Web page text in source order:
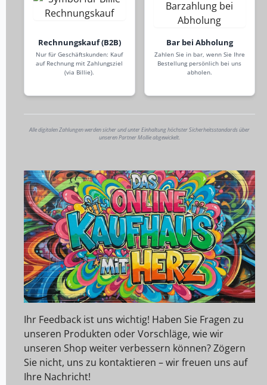
Rechnungskauf (B2B)
Nur für Geschäftskunden: Kauf
auf Rechnung mit Zahlungsziel
(via Billie).
Bar bei Abholung
Zahlen Sie in bar, wenn Sie Ihre
Bestellung persönlich bei uns
abholen.
Alle digitalen Zahlungen werden sicher und unter Einhaltung höchster Sicherheitsstandards über
unseren Partner Mollie abgewickelt.
Ihr Feedback ist uns wichtig! Haben Sie Fragen zu
unseren Produkten oder Vorschläge, wie wir
unseren Shop weiter verbessern können? Zögern
Sie nicht, uns zu kontaktieren – wir freuen uns auf
Ihre Nachricht!